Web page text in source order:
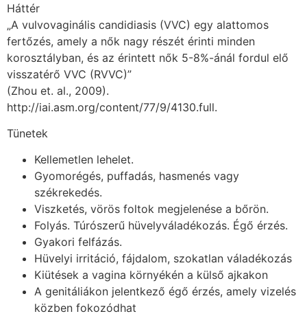
Háttér
„A vulvovaginális candidiasis (VVC) egy alattomos
fertőzés, amely a nők nagy részét érinti minden
korosztályban, és az érintett nők 5-8%-ánál fordul elő
visszatérő VVC (RVVC)”
(Zhou et. al., 2009).
http://iai.asm.org/content/77/9/4130.full.
Tünetek
Kellemetlen lehelet.
Gyomorégés, puffadás, hasmenés vagy
székrekedés.
Viszketés, vörös foltok megjelenése a bőrön.
Folyás. Túrószerű hüvelyváladékozás. Égő érzés.
Gyakori felfázás.
Hüvelyi irritáció, fájdalom, szokatlan váladékozás
Kiütések a vagina környékén a külső ajkakon
A genitáliákon jelentkező égő érzés, amely vizelés
közben fokozódhat